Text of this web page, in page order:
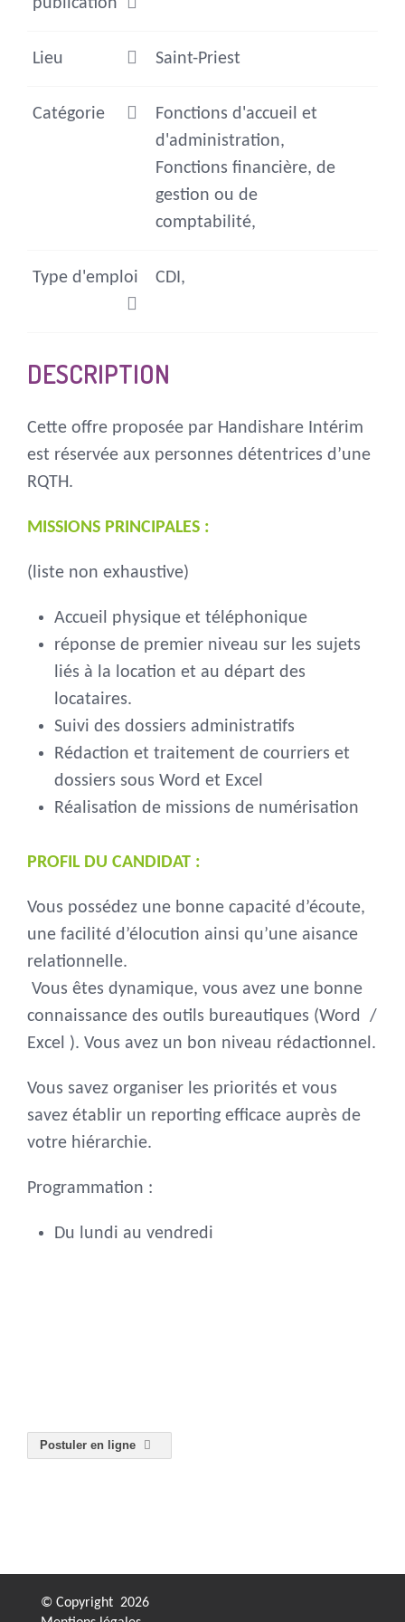
publication
Lieu Saint-Priest
Catégorie
Fonctions d'accueil et
d'administration,
Fonctions financière, de
gestion ou de
comptabilité,
Type d'emploi CDI,
DESCRIPTION
Cette offre proposée par Handishare Intérim
est réservée aux personnes détentrices d’une
RQTH.
MISSIONS PRINCIPALES :
(liste non exhaustive)
Accueil physique et téléphonique
réponse de premier niveau sur les sujets
liés à la location et au départ des
locataires.
Suivi des dossiers administratifs
Rédaction et traitement de courriers et
dossiers sous Word et Excel
Réalisation de missions de numérisation
PROFIL DU CANDIDAT :
Vous possédez une bonne capacité d’écoute,
une facilité d’élocution ainsi qu’une aisance
relationnelle.
Vous êtes dynamique, vous avez une bonne
connaissance des outils bureautiques (Word /
Excel ). Vous avez un bon niveau rédactionnel.
Vous savez organiser les priorités et vous
savez établir un reporting efficace auprès de
votre hiérarchie.
Programmation :
Du lundi au vendredi
Postuler en ligne
© Copyright 2026